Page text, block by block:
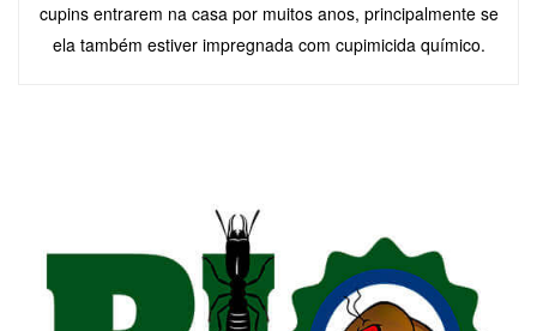
cupins entrarem na casa por muitos anos, principalmente se
ela também estiver impregnada com cupimicida químico.